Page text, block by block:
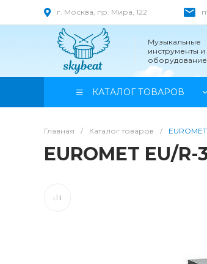
г. Москва, пр. Мира, 122
Музыкальные
инструменты и
оборудование
КАТАЛОГ ТОВАРОВ
Главная / Каталог товаров /
EUROMET EU/